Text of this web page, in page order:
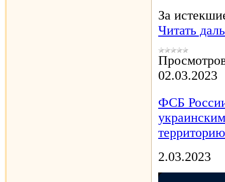
За
Читать
02.03.2023
ФСБ
2.03.2023